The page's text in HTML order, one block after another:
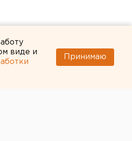
виде и
Принимаю